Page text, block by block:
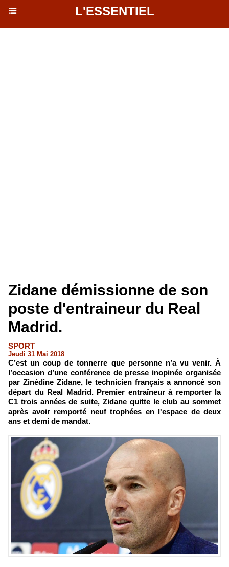
L'ESSENTIEL
Zidane démissionne de son
poste d'entraineur du Real
Madrid.
SPORT
Jeudi 31 Mai 2018
C’est un coup de tonnerre que personne n’a vu venir. À
l’occasion d’une conférence de presse inopinée organisée
par Zinédine Zidane, le technicien français a annoncé son
départ du Real Madrid. Premier entraîneur à remporter la
C1 trois années de suite, Zidane quitte le club au sommet
après avoir remporté neuf trophées en l'espace de deux
ans et demi de mandat.